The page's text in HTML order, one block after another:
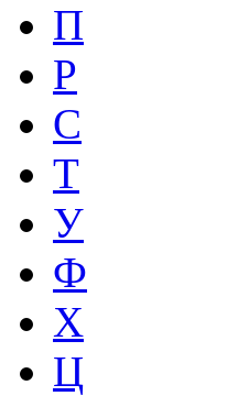
П
Р
С
Т
У
Ф
Х
Ц